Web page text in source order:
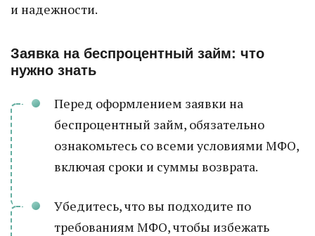
и надежности.
Заявка на беспроцентный займ: что
нужно знать
Перед оформлением заявки на
беспроцентный займ, обязательно
ознакомьтесь со всеми условиями МФО,
включая сроки и суммы возврата.
Убедитесь, что вы подходите по
требованиям МФО, чтобы избежать